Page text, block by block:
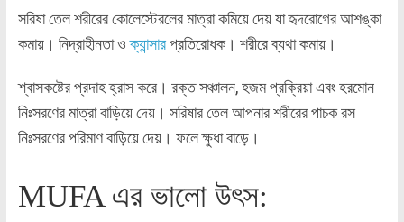
সরিষা তেল শরীরের কোলেস্টেরলের মাত্রা কমিয়ে দেয় যা হৃদরোগের আশঙ্কা
কমায়। নিদ্রাহীনতা ওক্যান্সারপ্রতিরোধক। শরীরে ব্যথা কমায়।
শ্বাসকষ্টের প্রদাহ হ্রাস করে। রক্ত সঞ্চালন, হজম প্রক্রিয়া এবং হরমোন
নিঃসরণের মাত্রা বাড়িয়ে দেয়। সরিষার তেল আপনার শরীরের পাচক রস
নিঃসরণের পরিমাণ বাড়িয়ে দেয়। ফলে ক্ষুধা বাড়ে।
MUFA এর ভালো উৎস: